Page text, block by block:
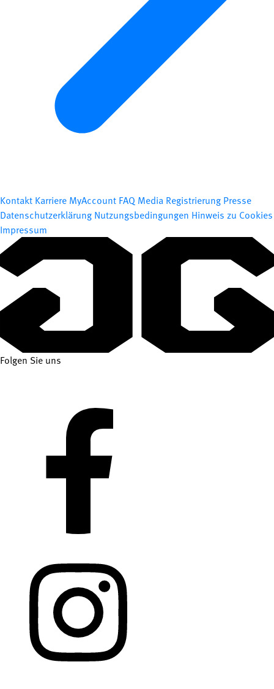
Kontakt Karriere MyAccount FAQ Media Registrierung Presse
Datenschutzerklärung Nutzungsbedingungen Hinweis zu Cookies
Impressum
Folgen Sie uns